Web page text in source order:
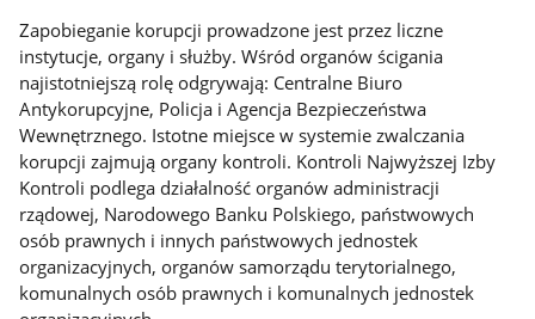
Zapobieganie korupcji prowadzone jest przez liczne
instytucje, organy i służby. Wśród organów ścigania
najistotniejszą rolę odgrywają: Centralne Biuro
Antykorupcyjne, Policja i Agencja Bezpieczeństwa
Wewnętrznego. Istotne miejsce w systemie zwalczania
korupcji zajmują organy kontroli. Kontroli Najwyższej Izby
Kontroli podlega działalność organów administracji
rządowej, Narodowego Banku Polskiego, państwowych
osób prawnych i innych państwowych jednostek
organizacyjnych, organów samorządu terytorialnego,
komunalnych osób prawnych i komunalnych jednostek